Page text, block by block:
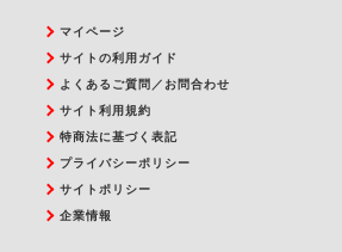
マイページ
サイトの利用ガイド
よくあるご質問／お問合わせ
サイト利用規約
特商法に基づく表記
プライバシーポリシー
サイトポリシー
企業情報